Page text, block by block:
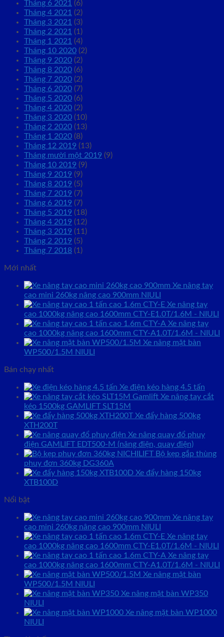
Tháng 6 2021 (6)
Tháng 4 2021 (2)
Tháng 3 2021 (3)
Tháng 2 2021 (1)
Tháng 1 2021 (4)
Tháng 10 2020 (2)
Tháng 9 2020 (2)
Tháng 8 2020 (6)
Tháng 7 2020 (2)
Tháng 6 2020 (7)
Tháng 5 2020 (6)
Tháng 4 2020 (2)
Tháng 3 2020 (10)
Tháng 2 2020 (13)
Tháng 1 2020 (8)
Tháng 12 2019 (13)
Tháng mười một 2019 (9)
Tháng 10 2019 (9)
Tháng 9 2019 (9)
Tháng 8 2019 (5)
Tháng 7 2019 (7)
Tháng 6 2019 (7)
Tháng 5 2019 (18)
Tháng 4 2019 (12)
Tháng 3 2019 (11)
Tháng 2 2019 (5)
Tháng 7 2018 (1)
Mới nhất
Xe nâng tay
cao mini 260kg nâng cao 900mm NIULI
Xe nâng tay
cao 1000kg nâng cao 1600mm CTY-E1.0T/1.6M - NIULI
Xe nâng tay
cao 1000kg nâng cao 1600mm CTY-A1.0T/1.6M - NIULI
Xe nâng mặt bàn
WP500/1.5M NIULI
Bán chạy nhất
Xe điện kéo hàng 4.5 tấn
Xe nâng tay cắt
kéo 1500kg GAMLIFT SLT15M
Xe đẩy hàng 500kg
XTH200T
Xe nâng quay đổ phuy
điện GAMLIFT EDT500-M (nâng điện, quay điện)
Bộ kẹp gắp thùng
phuy đơn 360kg DG360A
Xe đẩy hàng 150kg
XTB100D
Nổi bật
Xe nâng tay
cao mini 260kg nâng cao 900mm NIULI
Xe nâng tay
cao 1000kg nâng cao 1600mm CTY-E1.0T/1.6M - NIULI
Xe nâng tay
cao 1000kg nâng cao 1600mm CTY-A1.0T/1.6M - NIULI
Xe nâng mặt bàn
WP500/1.5M NIULI
Xe nâng mặt bàn WP350
NIULI
Xe nâng mặt bàn WP1000
NIULI